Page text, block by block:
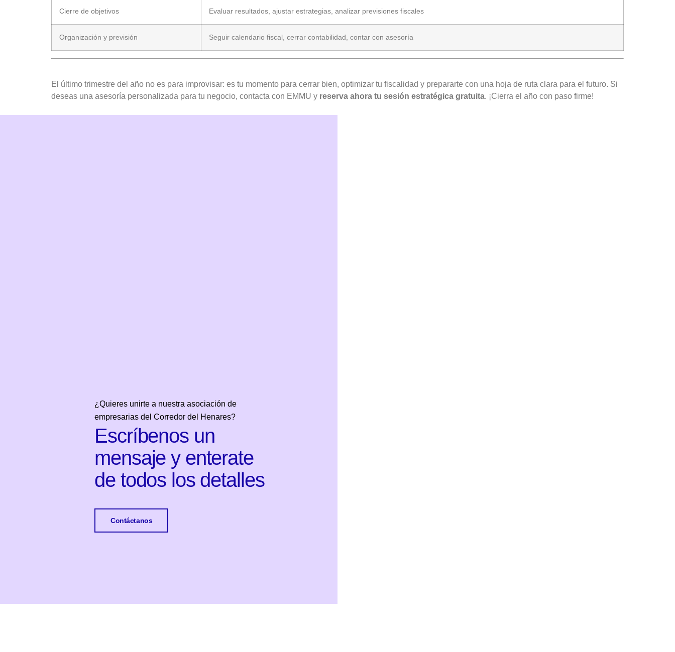
Cierre de objetivos Evaluar resultados, ajustar estrategias, analizar previsiones fiscales
Organización y previsión Seguir calendario fiscal, cerrar contabilidad, contar con asesoría
El último trimestre del año no es para improvisar: es tu momento para cerrar bien, optimizar tu fiscalidad y prepararte con una hoja de ruta clara para el futuro. Si
deseas una asesoría personalizada para tu negocio, contacta con EMMU y reserva ahora tu sesión estratégica gratuita. ¡Cierra el año con paso firme!
¿Quieres unirte a nuestra asociación de
empresarias del Corredor del Henares?
Escríbenos un
mensaje y enterate
de todos los detalles
Contáctanos